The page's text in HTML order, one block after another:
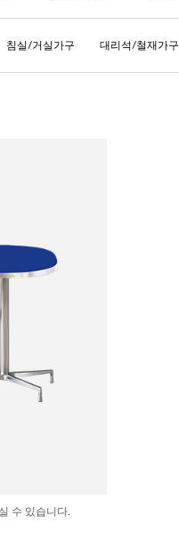
침실/거실가구 대리석/철재가구
수 있습니다.